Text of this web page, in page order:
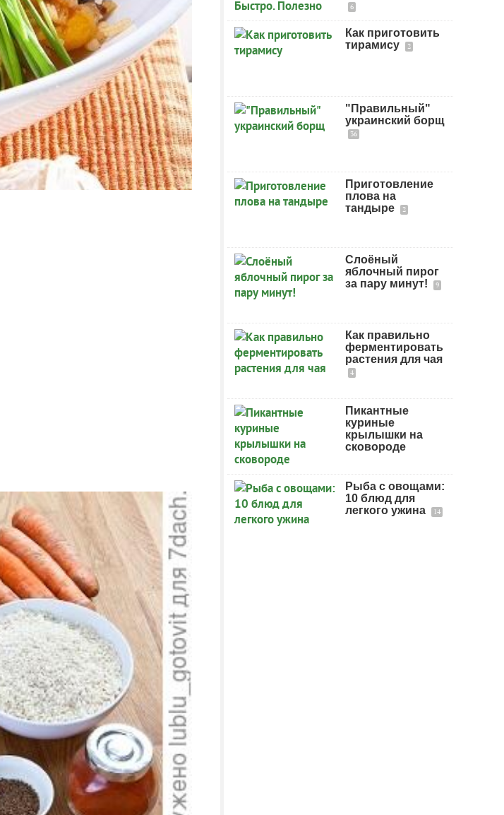
6
Как приготовить
тирамису
2
"Правильный"
украинский борщ
36
Приготовление
плова на
тандыре
2
Слоёный
яблочный пирог
за пару минут!
9
Как правильно
ферментировать
растения для чая
4
Пикантные
куриные
крылышки на
сковороде
Рыба с овощами:
10 блюд для
легкого ужина
14